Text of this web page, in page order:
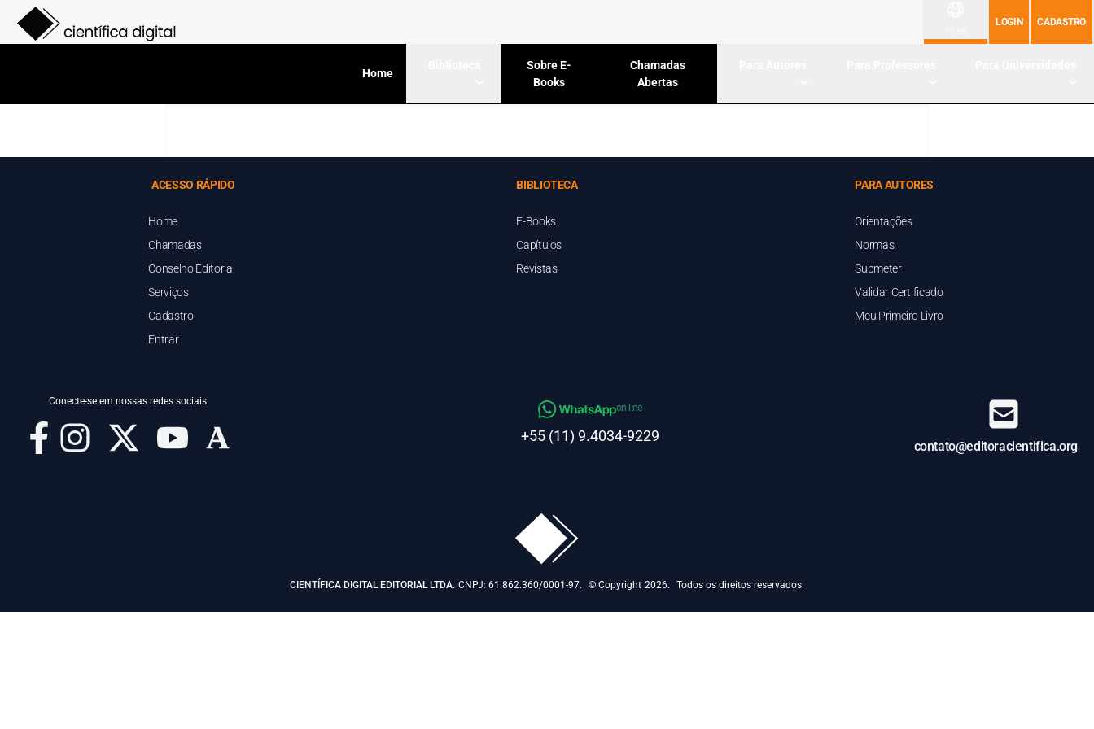
LOGIN CADASTRO
Home
Sobre E-
Books
Chamadas
Abertas
ACESSO RÁPIDO
Home
Chamadas
Conselho Editorial
Serviços
Cadastro
Entrar
BIBLIOTECA
E-Books
Capítulos
Revistas
PARA AUTORES
Orientações
Normas
Submeter
Validar Certificado
Meu Primeiro Livro
Conecte-se em nossas redes sociais.
on line
+55 (11) 9.4034-9229
contato@editoracientifica.org
CIENTÍFICA DIGITAL EDITORIAL LTDA. CNPJ: 61.862.360/0001-97. © Copyright 2026. Todos os direitos reservados.